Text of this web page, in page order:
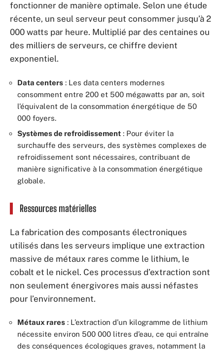
fonctionner de manière optimale. Selon une étude
récente, un seul serveur peut consommer jusqu’à 2
000 watts par heure. Multiplié par des centaines ou
des milliers de serveurs, ce chiffre devient
exponentiel.
Data centers : Les data centers modernes
consomment entre 200 et 500 mégawatts par an, soit
l’équivalent de la consommation énergétique de 50
000 foyers.
Systèmes de refroidissement : Pour éviter la
surchauffe des serveurs, des systèmes complexes de
refroidissement sont nécessaires, contribuant de
manière significative à la consommation énergétique
globale.
Ressources matérielles
La fabrication des composants électroniques
utilisés dans les serveurs implique une extraction
massive de métaux rares comme le lithium, le
cobalt et le nickel. Ces processus d’extraction sont
non seulement énergivores mais aussi néfastes
pour l’environnement.
Métaux rares : L’extraction d’un kilogramme de lithium
nécessite environ 500 000 litres d’eau, ce qui entraîne
des conséquences écologiques graves, notamment la